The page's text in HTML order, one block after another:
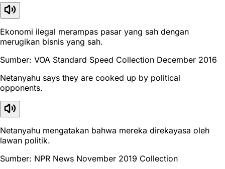
Ekonomi ilegal merampas pasar yang sah dengan
merugikan bisnis yang sah.
Sumber: VOA Standard Speed Collection December 2016
Netanyahu says they are cooked up by political
opponents.
Netanyahu mengatakan bahwa mereka direkayasa oleh
lawan politik.
Sumber: NPR News November 2019 Collection